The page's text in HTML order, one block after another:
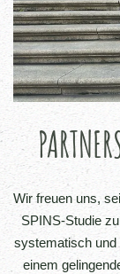
Wir freuen uns,
SPINS-Studie
systematisch und
einem